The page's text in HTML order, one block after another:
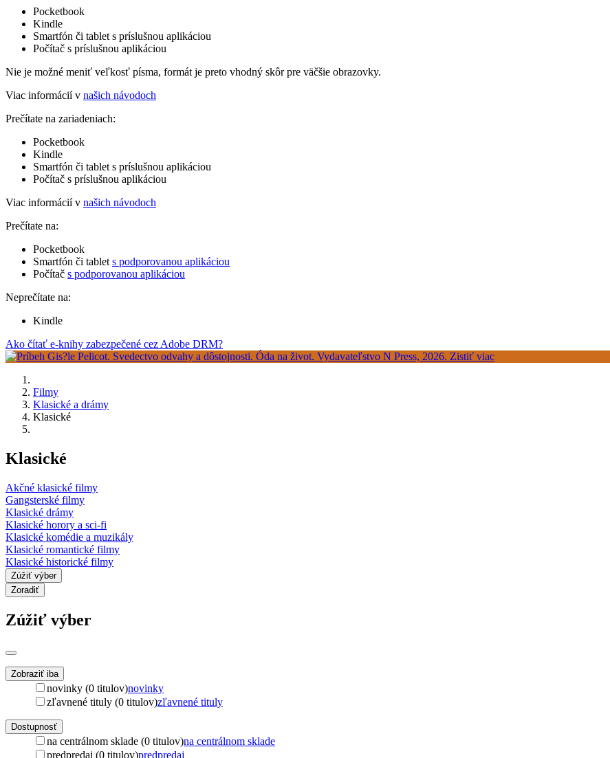
Pocketbook
Kindle
Smartfón či tablet s príslušnou aplikáciou
Počítač s príslušnou aplikáciou
Nie je možné meniť veľkosť písma, formát je preto vhodný skôr pre väčšie obrazovky.
Viac informácií v našich návodoch
Prečítate na zariadeniach:
Pocketbook
Kindle
Smartfón či tablet s príslušnou aplikáciou
Počítač s príslušnou aplikáciou
Viac informácií v našich návodoch
Prečítate na:
Pocketbook
Smartfón či tablet s podporovanou aplikáciou
Počítač s podporovanou aplikáciou
Neprečítate na:
Kindle
Ako čítať e-knihy zabezpečené cez Adobe DRM?
Filmy
Klasické a drámy
Klasické
Klasické
Akčné klasické filmy
Gangsterské filmy
Klasické drámy
Klasické horory a sci-fi
Klasické komédie a muzikály
Klasické romantické filmy
Klasické historické filmy
Zúžiť výber
Zoradiť
Zúžiť výber
Zobraziť iba
novinky (0 titulov)novinky
zľavnené tituly (0 titulov)zľavnené tituly
Dostupnosť
na centrálnom sklade (0 titulov)na centrálnom sklade
predpredaj (0 titulov)predpredaj